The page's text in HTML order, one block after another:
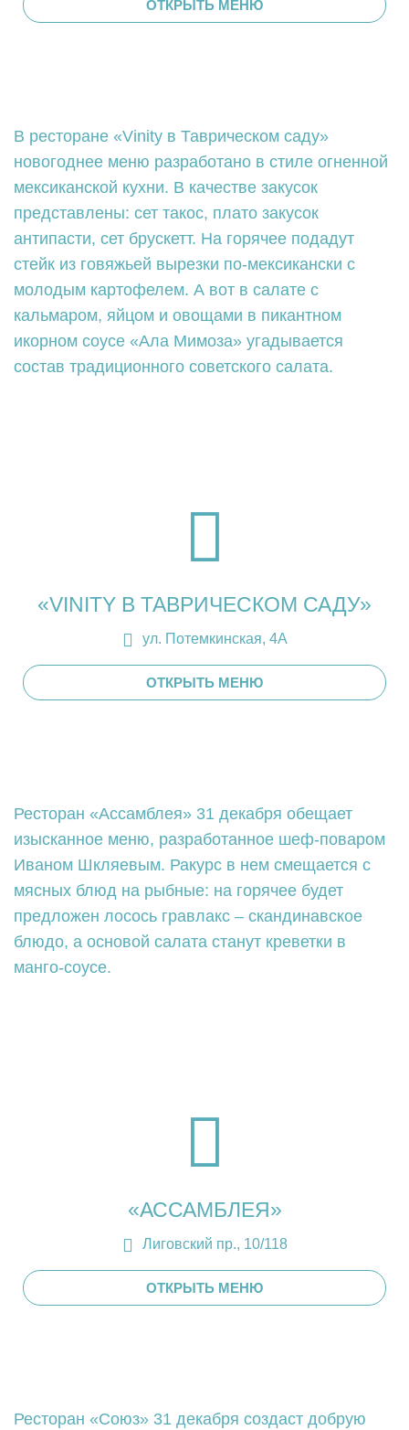
ОТКРЫТЬ МЕНЮ
«VINITY В ТАВРИЧЕСКОМ САДУ»
ул. Потемкинская, 4А
ОТКРЫТЬ МЕНЮ
В ресторане «Vinity в Таврическом саду»
новогоднее меню разработано в стиле огненной
мексиканской кухни. В качестве закусок
представлены: сет такос, плато закусок
антипасти, сет брускетт. На горячее подадут
стейк из говяжьей вырезки по-мексикански с
молодым картофелем. А вот в салате с
кальмаром, яйцом и овощами в пикантном
икорном соусе «Ала Мимоза» угадывается
состав традиционного советского салата.
Ресторан «Ассамблея» 31 декабря обещает
изысканное меню, разработанное шеф-поваром
Иваном Шкляевым. Ракурс в нем смещается с
мясных блюд на рыбные: на горячее будет
предложен лосось гравлакс – скандинавское
блюдо, а основой салата станут креветки в
манго-соусе.
«АССАМБЛЕЯ»
Лиговский пр., 10/118
ОТКРЫТЬ МЕНЮ
Ресторан «Союз» 31 декабря создаст добрую